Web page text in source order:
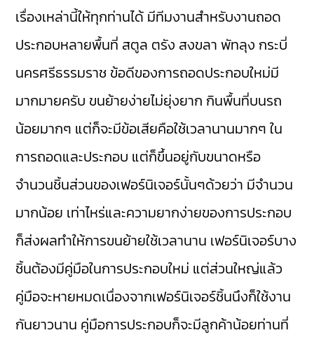
เรื่องเหล่านี้ให้ทุกท่านได้ มีทีมงานสำหรับงานถอด
ประกอบหลายพื้นที่ สตูล ตรัง สงขลา พัทลุง กระบี่
นครศรีธรรมราช ข้อดีของการถอดประกอบใหม่มี
มากมายครับ ขนย้ายง่ายไม่ยุ่งยาก กินพื้นที่บนรถ
น้อยมากๆ แต่ก็จะมีข้อเสียคือใช้เวลานานมากๆ ใน
การถอดและประกอบ แต่ก็ขึ้นอยู่กับขนาดหรือ
จำนวนชิ้นส่วนของเฟอร์นิเจอร์นั้นๆด้วยว่า มีจำนวน
มากน้อย เท่าไหร่และความยากง่ายของการประกอบ
ก็ส่งผลทำให้การขนย้ายใช้เวลานาน เฟอร์นิเจอร์บาง
ชิ้นต้องมีคู่มือในการประกอบใหม่ แต่ส่วนใหญ่แล้ว
คู่มือจะหายหมดเนื่องจากเฟอร์นิเจอร์ชิ้นนึงก็ใช้งาน
กันยาวนาน คู่มือการประกอบก็จะมีลูกค้าน้อยท่านที่